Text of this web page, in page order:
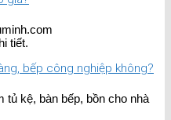
tiết.
bếp công nghiệp không?
kệ, bàn bếp, bồn cho nhà